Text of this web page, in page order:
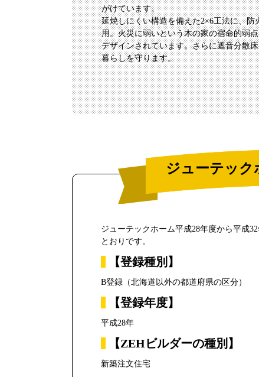
がけています。
延焼しにくい構造を備えた2×6工法に、
用。火災に弱いという木の家の宿命的弱
デザインされています。さらに遮音分散
暮らしを守ります。
ジューテック
ジューテックホーム平成28年度から平成
とおりです。
【登録種別】
B登録（北海道以外の都道府県の区分）
【登録年度】
平成28年
【ZEHビルダーの種別】
新築注文住宅